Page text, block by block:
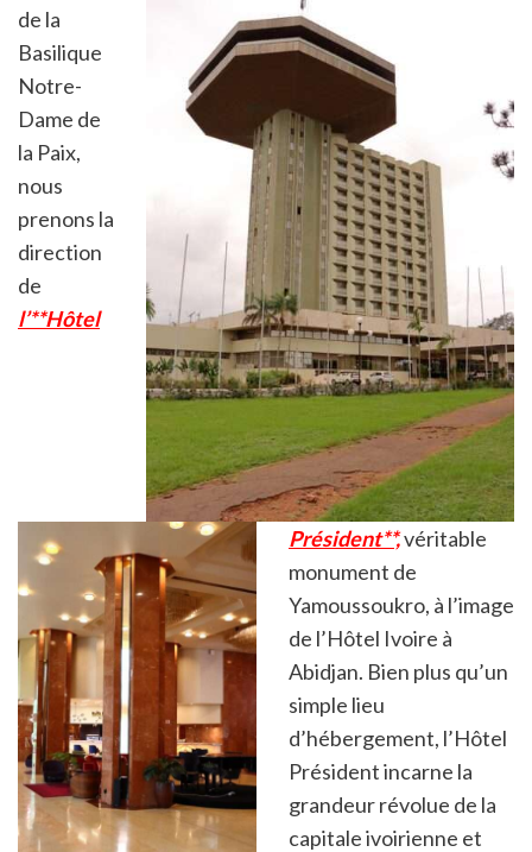
de la
Basilique
Notre-
Dame de
la Paix,
nous
prenons la
direction
de
l’**Hôtel
Président**,véritable
monument de
Yamoussoukro, à l’image
de l’Hôtel Ivoire à
Abidjan. Bien plus qu’un
simple lieu
d’hébergement, l’Hôtel
Président incarne la
grandeur révolue de la
capitale ivoirienne et